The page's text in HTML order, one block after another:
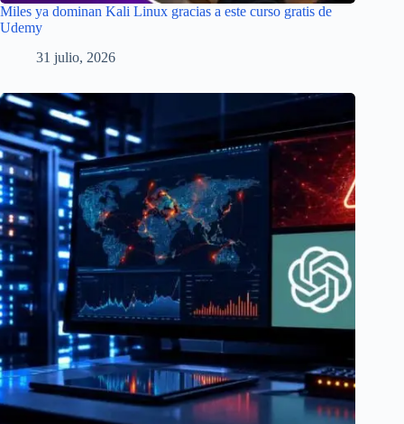
Miles ya dominan Kali Linux gracias a este curso gratis de
Udemy
31 julio, 2026